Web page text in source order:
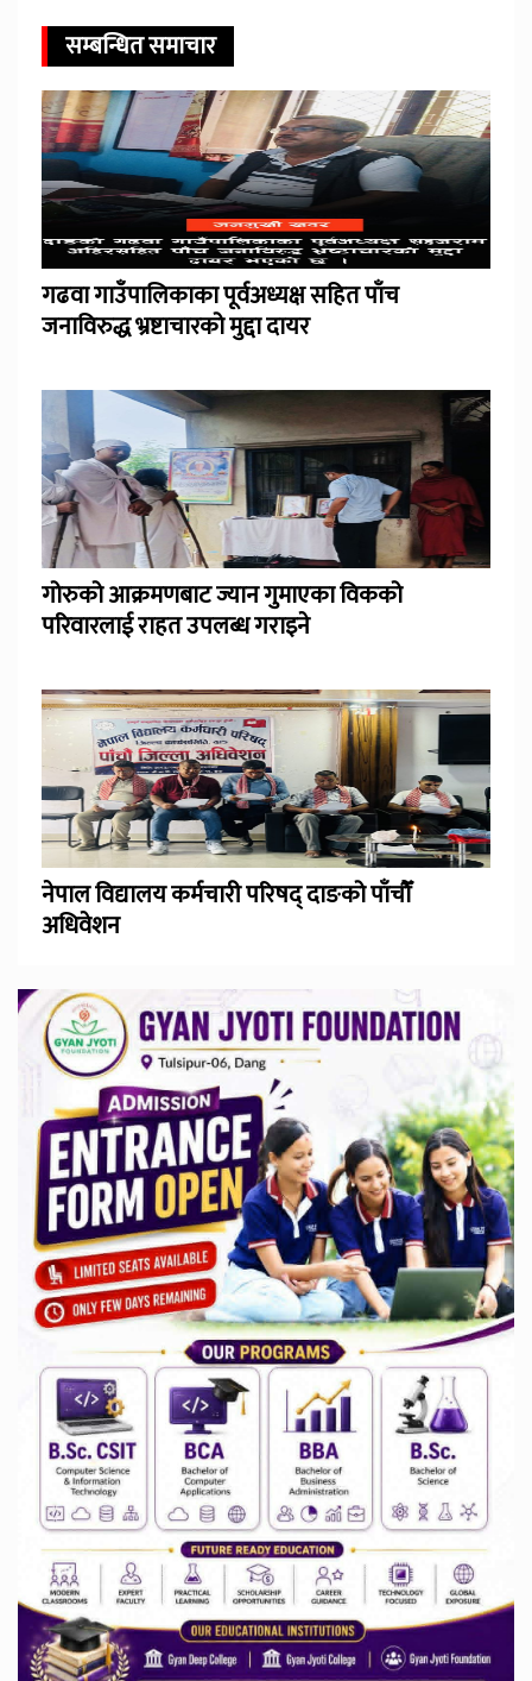
सम्बन्धित समाचार
गढवा गाउँपालिकाका पूर्वअध्यक्ष सहित पाँच
जनाविरुद्ध भ्रष्टाचारको मुद्दा दायर
गोरुको आक्रमणबाट ज्यान गुमाएका विकको
परिवारलाई राहत उपलब्ध गराइने
नेपाल विद्यालय कर्मचारी परिषद् दाङको पाँचौँ
अधिवेशन